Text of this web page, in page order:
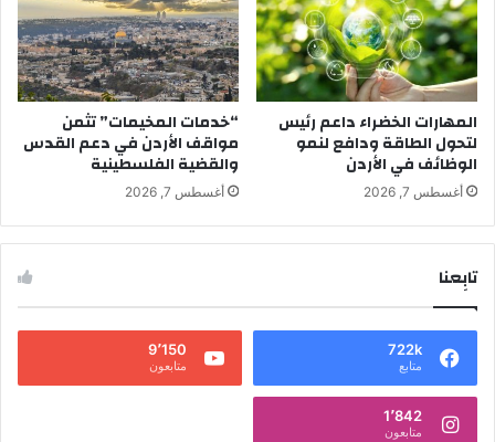
المهارات الخضراء داعم رئيس
لتحول الطاقة ودافع لنمو
الوظائف في الأردن
أغسطس 7, 2026
“خدمات المخيمات” تثمن
مواقف الأردن في دعم القدس
والقضية الفلسطينية
أغسطس 7, 2026
تابِعنا
722k
متابع
9٬150
متابعون
1٬842
متابعون